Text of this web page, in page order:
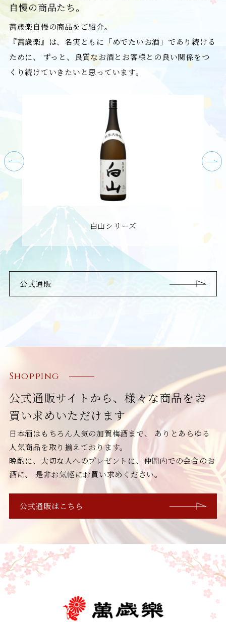
自慢の商品たち。
萬歳楽自慢の商品をご紹介。
『萬歳楽』は、名実ともに「めでたいお酒」であり続ける
ために、
ずっと、良質なお酒とお客様との良い関係をつ
くり続けていきたいと思っています。
白山シリーズ
公式通販
Shopping
公式通販サイトから、様々な商品をお
買い求めいただけます
日本酒はもちろん人気の加賀梅酒まで、
ありとあらゆる
人気商品を取り揃えております。
晩酌に、大切な人へのプレゼントに、仲間内での会合のお
酒に、
是非お気軽にお買い求めください。
公式通販はこちら